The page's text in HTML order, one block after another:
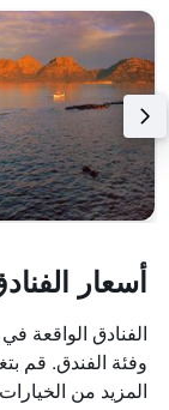
محور
X
الذي
يعرض
فئات
الفنادق
بالنجوم.
يتضمن
المخطط
1
الذي
يعرض
متوسط
سعر
غرفة
في
أسعار
الفنادق
وفئة الفندق. قم
المزيد من